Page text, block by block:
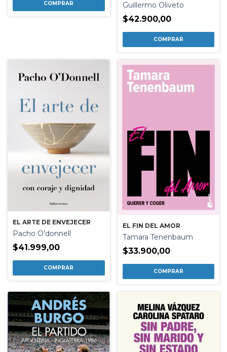
Guillermo Oliveto
$42.900,00
EL ARTE DE ENVEJECER
Pacho O'donnell
$41.999,00
EL FIN DEL AMOR
Tamara Tenenbaum
$33.900,00